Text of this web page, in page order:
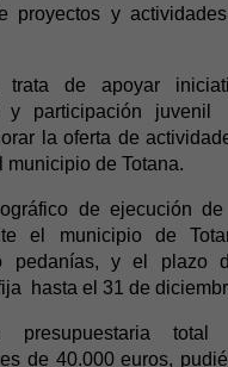
proyectos y
trata de apoyar
y participación
la oferta de
municipio de Totana.
de ejecución
el municipio de
pedanías, y el plazo
hasta el 31 de
presupuestaria
de 40.000 euros,